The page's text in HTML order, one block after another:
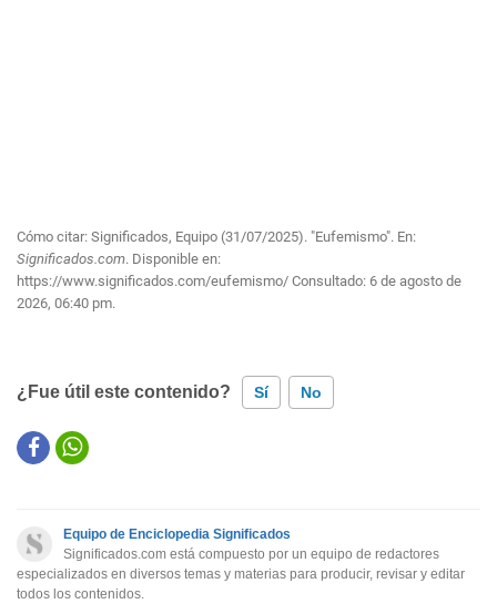
Cómo citar: Significados, Equipo (31/07/2025). "Eufemismo". En:
Significados.com. Disponible en:
https://www.significados.com/eufemismo/ Consultado: 6 de agosto de
2026, 06:40 pm.
¿Fue útil este contenido? Sí No
Este contenido contiene información incorrecta
Otro
Equipo de Enciclopedia Significados
Significados.com está compuesto por un equipo de redactores
especializados en diversos temas y materias para producir, revisar y editar
todos los contenidos.